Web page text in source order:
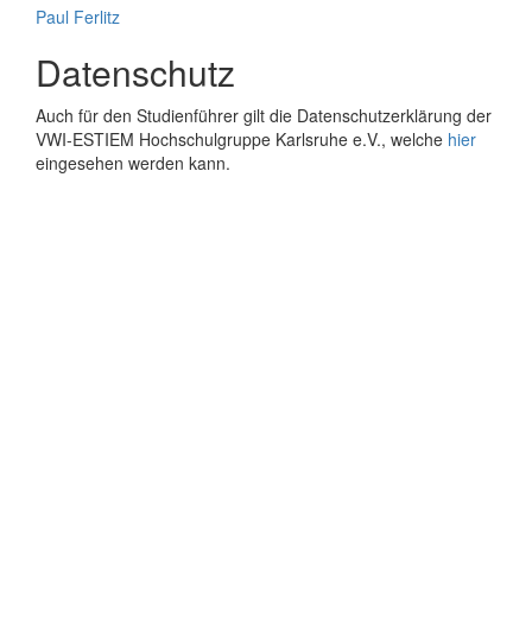
Paul Ferlitz
Datenschutz
Auch für den Studienführer gilt die Datenschutzerklärung der
VWI-ESTIEM Hochschulgruppe Karlsruhe e.V., welche hier
eingesehen werden kann.